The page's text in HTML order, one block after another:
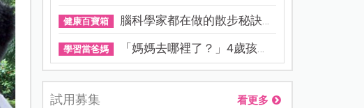
健康百寶箱 腦科學家都在做的散步秘訣！...
學習當爸媽 「媽媽去哪裡了？」4歲孩子還...
試用募集 看更多